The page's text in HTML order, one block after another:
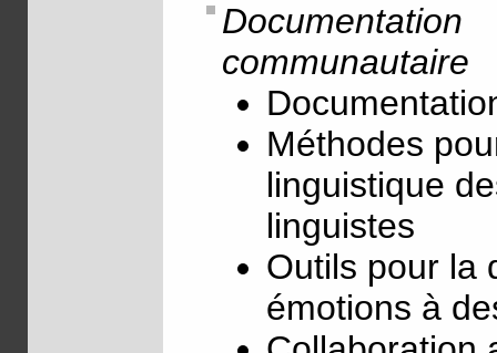
communautaire
Méthodes
linguistique
linguistes
Outils pour la
émotions à